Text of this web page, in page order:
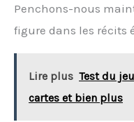
COLIS】1 x robe de
n'hésitez pas à nous
votre femme,
cosplay, la Saint-
Penchons-nous
figure dans les récits
Lire plus Test du
cartes et bien plus